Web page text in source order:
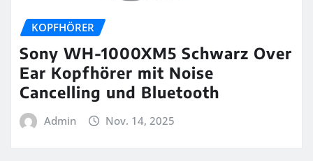
KOPFHÖRER
Sony WH-1000XM5 Schwarz Over
Ear Kopfhörer mit Noise
Cancelling und Bluetooth
Admin Nov. 14, 2025